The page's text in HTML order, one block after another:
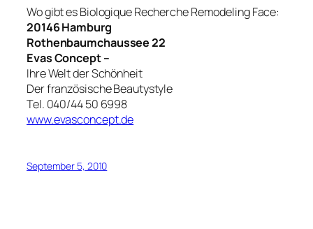
Wo gibt es Biologique Recherche Remodeling Face:
20146 Hamburg
Rothenbaumchaussee 22
Evas Concept –
Ihre Welt der Schönheit
Der französische Beautystyle
Tel. 040/44 50 6998
www.evasconcept.de
September 5, 2010